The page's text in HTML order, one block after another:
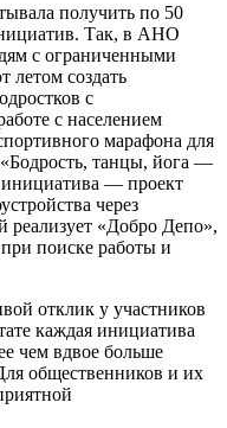
получить по 50
Так, в АНО
с ограниченными
летом создать
с
с населением
марафона для
танцы, йога —
— проект
через
«Добро Депо»,
поиске работы и
отклик у участников
каждая инициатива
чем вдвое больше
общественников и их